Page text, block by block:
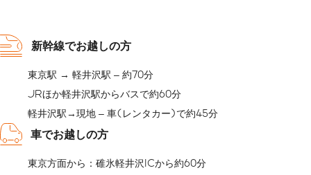
新幹線でお越しの方
東京駅 → 軽井沢駅 – 約70分
JRほか軽井沢駅からバスで約60分
軽井沢駅→現地 – 車(レンタカー)で約45分
車でお越しの方
東京方面から：碓氷軽井沢ICから約60分